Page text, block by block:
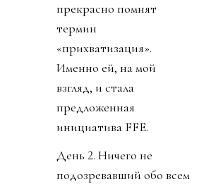
прекрасно помнят
термин
«прихватизация».
Именно ей, на мой
взгляд, и стала
предложенная
инициатива FFE.
День 2. Ничего не
подозревавший обо всем